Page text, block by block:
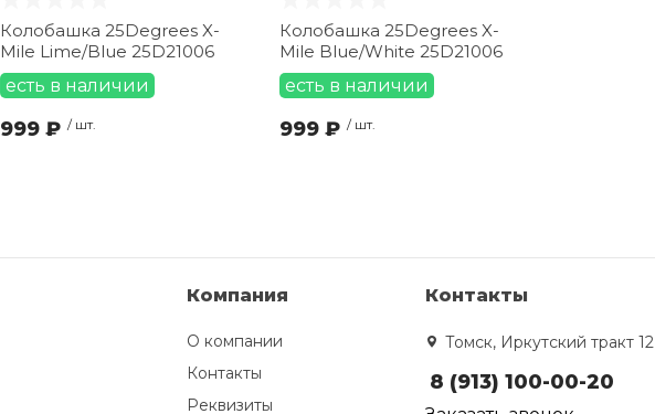
Колобашка 25Degrees X-
Mile Lime/Blue 25D21006
есть в наличии
999 ₽ / шт.
Колобашка 25Degrees X-
Mile Blue/White 25D21006
есть в наличии
999 ₽ / шт.
Компания
О компании
Контакты
Реквизиты
Контакты
Томск, Иркутский тракт 12
8 (913) 100-00-20